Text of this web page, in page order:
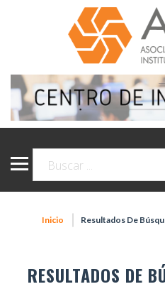
Inicio Resultados De
RESULTADOS DE